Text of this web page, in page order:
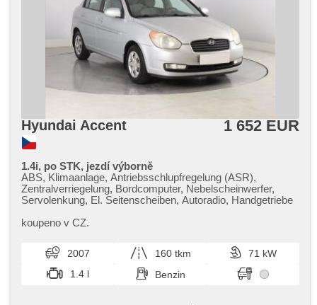
Hyundai Accent 1 652 EUR
1.4i, po STK, jezdí výborně
ABS, Klimaanlage, Antriebsschlupfregelung (ASR),
Zentralverriegelung, Bordcomputer, Nebelscheinwerfer,
Servolenkung, El. Seitenscheiben, Autoradio, Handgetriebe
koupeno v CZ.
2007 160 tkm
71 kW
1.4 l
Benzin